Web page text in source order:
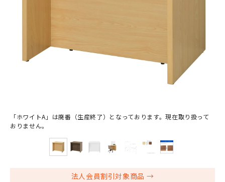
「ホワイトA」は廃番（生産終了）となっております。現在取り扱って
おりません。
法人会員割引対象商品